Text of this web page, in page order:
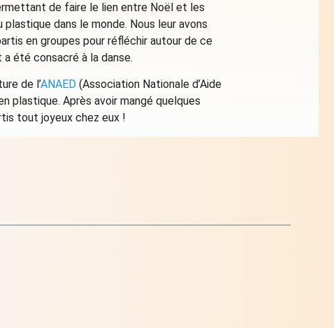
de faire le lien entre Noël et les
dans le monde. Nous leur avons
en groupes pour réfléchir autour de ce
été consacré à la danse.
de l’ANAED (Association Nationale d’Aide
plastique. Après avoir mangé quelques
tout joyeux chez eux !